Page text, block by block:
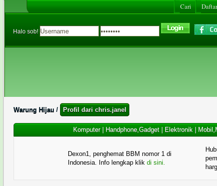
Cari
Halo sob!
Warung Hijau / Profil dari chris.janel
Komputer| Handphone,Gadget| Elektronik|
Dexon1, penghemat BBM nomor 1 di
Indonesia. Info lengkap klik di sini.